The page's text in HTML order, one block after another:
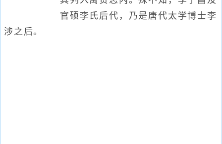
官硕李氏后代，乃是唐代太学博士李
涉之后。